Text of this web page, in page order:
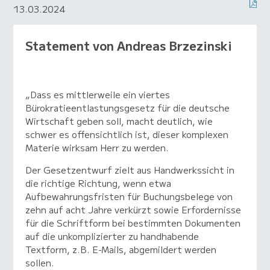
13.03.2024
Statement von Andreas Brzezinski
„Dass es mittlerweile ein viertes
Bürokratieentlastungsgesetz für die deutsche
Wirtschaft geben soll, macht deutlich, wie
schwer es offensichtlich ist, dieser komplexen
Materie wirksam Herr zu werden.
Der Gesetzentwurf zielt aus Handwerkssicht in
die richtige Richtung, wenn etwa
Aufbewahrungsfristen für Buchungsbelege von
zehn auf acht Jahre verkürzt sowie Erfordernisse
für die Schriftform bei bestimmten Dokumenten
auf die unkomplizierter zu handhabende
Textform, z.B. E-Mails, abgemildert werden
sollen.